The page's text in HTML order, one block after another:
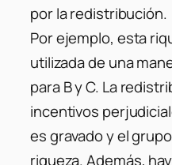
por la redistribución.
Por ejemplo, esta
utilizada de una
para B y C. La
incentivos
es gravado y el
riqueza. Además,